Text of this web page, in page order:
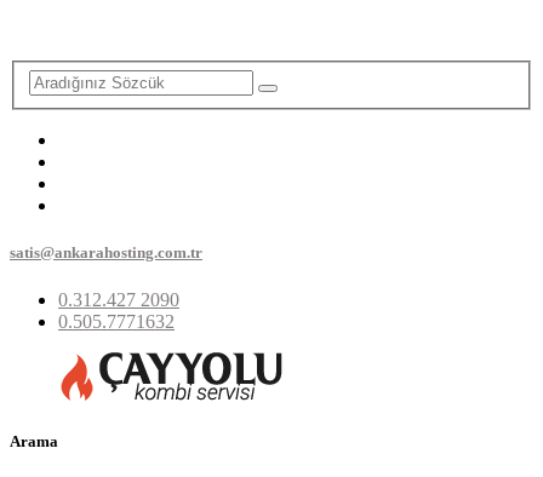
satis@ankarahosting.com.tr
0.312.427 2090
0.505.7771632
Arama